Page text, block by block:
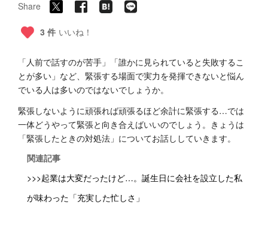
Share
3 件 いいね！
「人前で話すのが苦手」「誰かに見られていると失敗するこ
とが多い」など、緊張する場面で実力を発揮できないと悩ん
でいる人は多いのではないでしょうか。
緊張しないように頑張れば頑張るほど余計に緊張する…では
一体どうやって緊張と向き合えばいいのでしょう。きょうは
「緊張したときの対処法」についてお話ししていきます。
関連記事
>>>起業は大変だったけど…。誕生日に会社を設立した私
が味わった「充実した忙しさ」